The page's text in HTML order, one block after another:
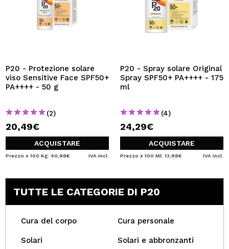
P20 - Protezione solare
viso Sensitive Face SPF50+
PA++++ - 50 g
(2)
20,49€
ACQUISTARE
Prezzo x 100 Kg: 40,98€ IVA Incl.
P20 - Spray solare Original
Spray SPF50+ PA++++ - 175
ml
(4)
24,29€
ACQUISTARE
Prezzo x 100 Ml: 13,88€ IVA Incl.
TUTTE LE CATEGORIE DI P20
Cura del corpo Cura personale
Solari Solari e abbronzanti